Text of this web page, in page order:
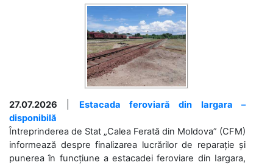
27.07.2026
Estacada feroviară din Iargara –
disponibilă
Întreprinderea de Stat „Calea Ferată din Moldova” (CFM)
informează despre finalizarea lucrărilor de reparație și
punerea în funcțiune a estacadei feroviare din Iargara,